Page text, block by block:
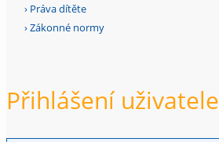
› Práva dítěte
›Zákonné normy
Přihlášení uživatele